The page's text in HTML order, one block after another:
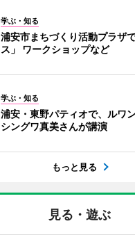
学ぶ・知る
浦安市まちづくり活動プラザ
ス」 ワークショップなど
学ぶ・知る
浦安・東野パティオで、ルワ
シングワ真美さんが講演
もっと見る
見る・遊ぶ